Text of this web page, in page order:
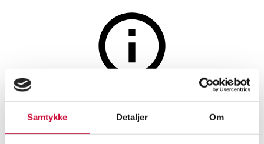
Samtykke Detaljer Om
Bernina L450 og 700D